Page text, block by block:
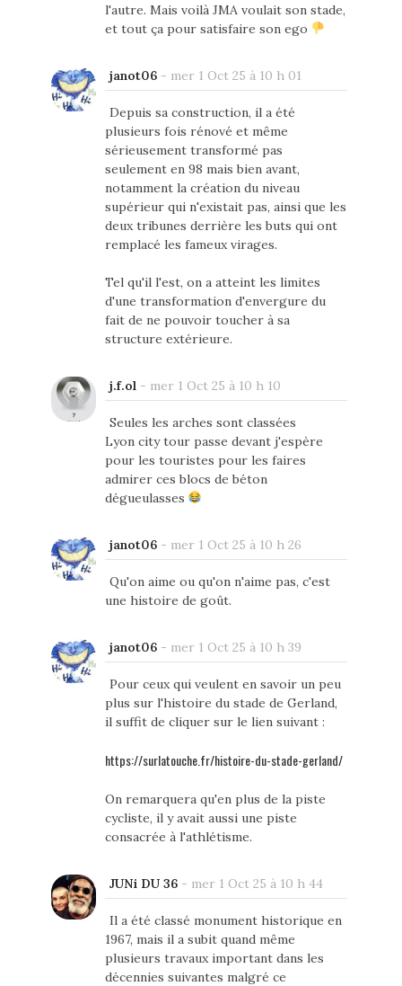
l'autre. Mais voilà JMA voulait son stade,
et tout ça pour satisfaire son ego
janot06- mer 1 Oct 25 à 10 h 01
Depuis sa construction, il a été
plusieurs fois rénové et même
sérieusement transformé pas
seulement en 98 mais bien avant,
notamment la création du niveau
supérieur qui n'existait pas, ainsi que les
deux tribunes derrière les buts qui ont
remplacé les fameux virages.
Tel qu'il l'est, on a atteint les limites
d'une transformation d'envergure du
fait de ne pouvoir toucher à sa
structure extérieure.
j.f.ol - mer 1 Oct 25 à 10 h 10
Seules les arches sont classées
Lyon city tour passe devant j'espère
pour les touristes pour les faires
admirer ces blocs de béton
dégueulasses
janot06- mer 1 Oct 25 à 10 h 26
Qu'on aime ou qu'on n'aime pas, c'est
une histoire de goût.
janot06- mer 1 Oct 25 à 10 h 39
Pour ceux qui veulent en savoir un peu
plus sur l'histoire du stade de Gerland,
il suffit de cliquer sur le lien suivant :
https://surlatouche.fr/histoire-du-stade-gerland/
On remarquera qu'en plus de la piste
cycliste, il y avait aussi une piste
consacrée à l'athlétisme.
JUNi DU 36- mer 1 Oct 25 à 10 h 44
Il a été classé monument historique en
1967, mais il a subit quand même
plusieurs travaux important dans les
décennies suivantes malgré ce